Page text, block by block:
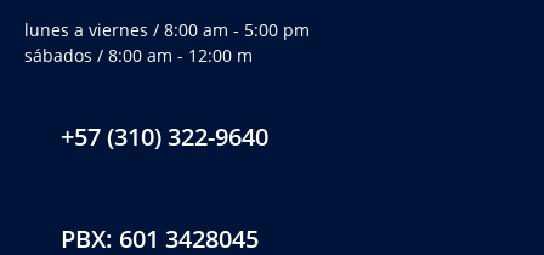
lunes a viernes / 8:00 am - 5:00 pm
sábados / 8:00 am - 12:00 m
+57 (310) 322-9640
PBX: 601 3428045